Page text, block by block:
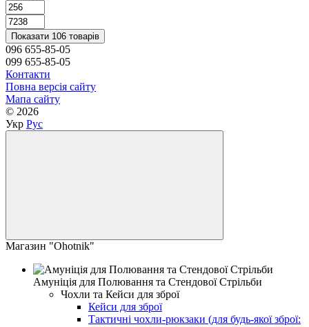
Показати 106 товарів
096 655-85-05
099 655-85-05
Контакти
Повна версія сайту
Мапа сайту
© 2026
Укр Рус
Магазин "Ohotnik"
Амуніція для Полювання та Стендової Стрільби
Чохли та Кейси для зброї
Кейси для зброї
Тактичні чохли-рюкзаки (для будь-якої зброї: